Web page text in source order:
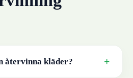
återvinna kläder? +